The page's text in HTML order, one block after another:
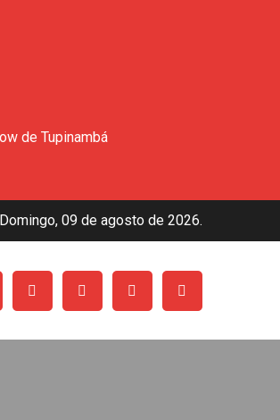
de Tupinambá
09 de agosto de 2026.